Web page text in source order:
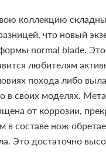
коллекцию
что новый
normal blade.
любителям
похода либо
в своих моделях.
от коррозии,
в составе нож
Это достаточно